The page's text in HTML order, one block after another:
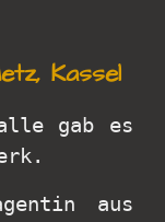
Kassel
gab es
aus